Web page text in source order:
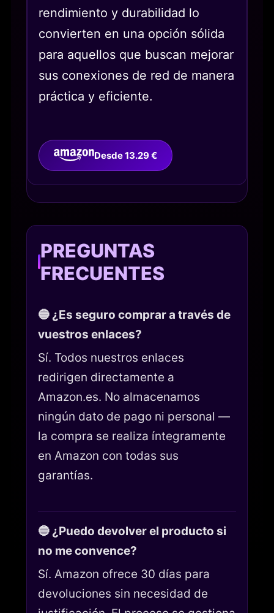
rendimiento y durabilidad lo
convierten en una opción sólida
para aquellos que buscan mejorar
sus conexiones de red de manera
práctica y eficiente.
Desde 13.29 €
PREGUNTAS
FRECUENTES
🔵 ¿Es seguro comprar a través de
vuestros enlaces?
Sí. Todos nuestros enlaces
redirigen directamente a
Amazon.es. No almacenamos
ningún dato de pago ni personal —
la compra se realiza íntegramente
en Amazon con todas sus
garantías.
🔵 ¿Puedo devolver el producto si
no me convence?
Sí. Amazon ofrece 30 días para
devoluciones sin necesidad de